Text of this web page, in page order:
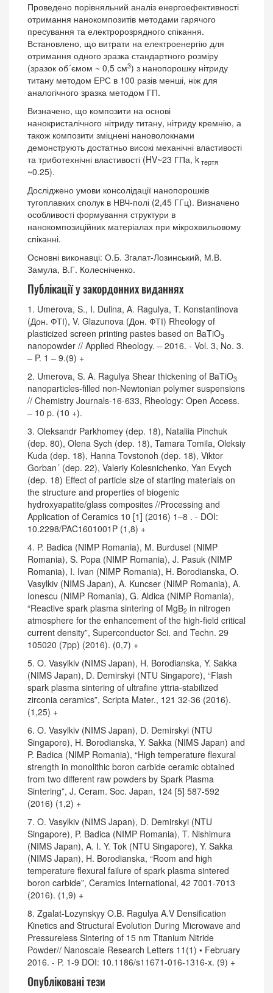
Проведено порівняльний аналіз енергоефективності
отримання нанокомпозитів методами гарячого
пресування та електророзрядного спікання.
Встановлено, що витрати на електроенергію для
отримання одного зразка стандартного розміру
(зразок об´ємом ~ 0,5 см3) з нанопорошку нітриду
титану методом ЕРС в 100 разів менші, ніж для
аналогічного зразка методом ГП.
Визначено, що композити на основі
нанокристалічного нітриду титану, нітриду кремнію, а
також композити зміцнені нановолокнами
демонструють достатньо високі механічні властивості
та триботехнічні властивості (HV~23 ГПа, k тертя
~0.25).
Досліджено умови консолідації нанопорошків
тугоплавких сполук в НВЧ-полі (2,45 ГГц). Визначено
особливості формування структури в
нанокомпозиційних матеріалах при мікрохвильовому
спіканні.
Основні виконавці: О.Б. Згалат-Лозинський, М.В.
Замула, В.Г. Колесніченко.
Публікації у закордонних виданнях
1. Umerova, S., I. Dulina, A. Ragulya, T. Konstantinova
(Дон. ФТІ), V. Glazunova (Дон. ФТІ) Rheology of
plasticized screen printing pastes based on BaTiO3
nanopowder // Applied Rheology. – 2016. - Vol. 3, No. 3.
– P. 1 – 9.(9) +
2. Umerova, S. A. Ragulya Shear thickening of BaTiO3
nanoparticles-filled non-Newtonian polymer suspensions
// Chemistry Journals-16-633, Rheology: Open Access.
– 10 p. (10 +).
3. Oleksandr Parkhomey (dep. 18), Nataliia Pinchuk
(dep. 80), Olena Sych (dep. 18), Tamara Tomila, Oleksiy
Kuda (dep. 18), Hanna Tovstonoh (dep. 18), Viktor
Gorban´ (dep. 22), Valeriy Kolesnichenko, Yan Evych
(dep. 18) Effect of particle size of starting materials on
the structure and properties of biogenic
hydroxyapatite/glass composites //Processing and
Application of Ceramics 10 [1] (2016) 1–8 . - DOI:
10.2298/PAC1601001P (1,8) +
4. P. Badica (NIMP Romania), M. Burdusel (NIMP
Romania), S. Popa (NIMP Romania), J. Pasuk (NIMP
Romania), I. Ivan (NIMP Romania), H. Borodianska, O.
Vasylkiv (NIMS Japan), A. Kuncser (NIMP Romania), A.
Ionescu (NIMP Romania), G. Aldica (NIMP Romania),
“Reactive spark plasma sintering of MgB2 in nitrogen
atmosphere for the enhancement of the high-field critical
current density”, Superconductor Sci. and Techn. 29
105020 (7pp) (2016). (0,7) +
5. O. Vasylkiv (NIMS Japan), H. Borodianska, Y. Sakka
(NIMS Japan), D. Demirskyi (NTU Singapore), “Flash
spark plasma sintering of ultrafine yttria-stabilized
zirconia ceramics”, Scripta Mater., 121 32-36 (2016).
(1,25) +
6. O. Vasylkiv (NIMS Japan), D. Demirskyi (NTU
Singapore), H. Borodianska, Y. Sakka (NIMS Japan) and
P. Badica (NIMP Romania), “High temperature flexural
strength in monolithic boron carbide ceramic obtained
from two different raw powders by Spark Plasma
Sintering”, J. Ceram. Soc. Japan, 124 [5] 587-592
(2016) (1,2) +
7. O. Vasylkiv (NIMS Japan), D. Demirskyi (NTU
Singapore), P. Badica (NIMP Romania), T. Nishimura
(NIMS Japan), A. I. Y. Tok (NTU Singapore), Y. Sakka
(NIMS Japan), H. Borodianska, “Room and high
temperature flexural failure of spark plasma sintered
boron carbide”, Ceramics International, 42 7001-7013
(2016). (1,9) +
8. Zgalat-Lozynskyy O.B. Ragulya A.V Densification
Kinetics and Structural Evolution During Microwave and
Pressureless Sintering of 15 nm Titanium Nitride
Powder// Nanoscale Research Letters 11(1) • February
2016. - P. 1-9 DOI: 10.1186/s11671-016-1316-x. (9) +
Опубліковані тези